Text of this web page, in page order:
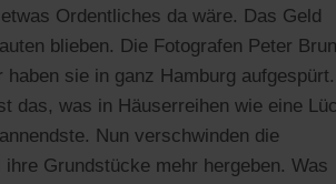
Ordentliches da wäre. Das Geld
blieben. Die Fotografen Peter
haben sie in ganz Hamburg aufgespürt.
das, was in Häuserreihen wie eine
Nun verschwinden die
ihre Grundstücke mehr hergeben. Was